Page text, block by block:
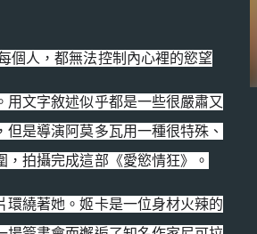
個人，都無法控制內心裡的慾望
用文字敘述似乎都是一些很嚴肅又
但是導演阿莫多瓦用一種很特殊、
，拍攝完成這部《愛慾情狂》。
環繞著她。姬卡是一位身材火辣的